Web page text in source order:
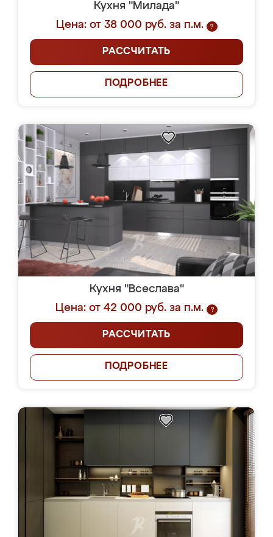
Кухня "Милада"
Цена: от 38 000 руб. за п.м.
?
РАССЧИТАТЬ
ПОДРОБНЕЕ
Кухня "Всеслава"
Цена: от 42 000 руб. за п.м.
?
РАССЧИТАТЬ
ПОДРОБНЕЕ